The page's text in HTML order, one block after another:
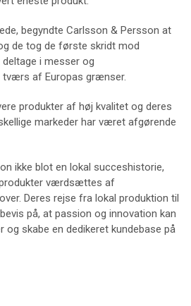
begyndte Carlsson & Persson at
de tog de første skridt mod
i messer og
tværs af Europas grænser.
produkter af høj kvalitet og deres
markeder har været afgørende
ikke blot en lokal succeshistorie,
værdsættes af
Deres rejse fra lokal produktion til
på, at passion og innovation kan
og skabe en dedikeret kundebase på